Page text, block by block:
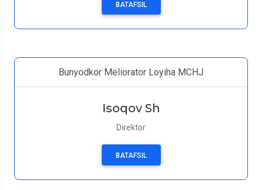
BATAFSIL
Bunyodkor Meliorator Loyiha MCHJ
Isoqov Sh
Direktor
BATAFSIL